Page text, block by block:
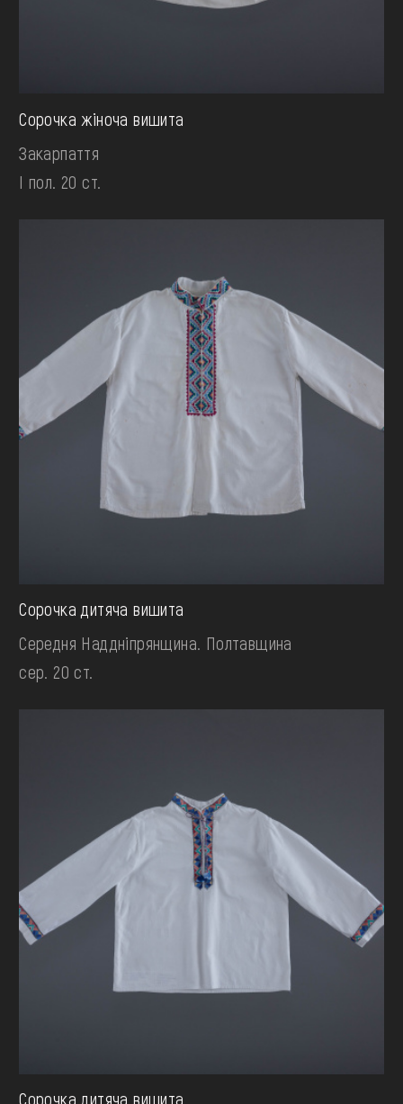
Сорочка жіноча вишита
Закарпаття
І пол. 20 ст.
Сорочка дитяча вишита
Середня Наддніпрянщина. Полтавщина
сер. 20 ст.
Сорочка дитяча вишита